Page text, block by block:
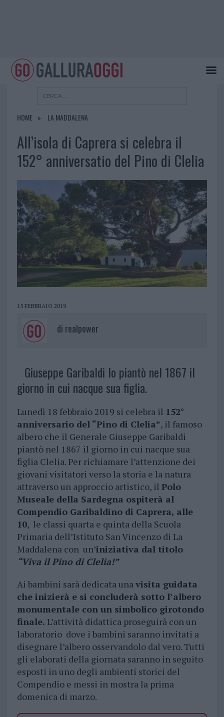
HOME LA MADDALENA
All’isola di Caprera si celebra il
152° anniversatio del Pino di Clelia
15 FEBBRAIO 2019
di realpower
Giuseppe Garibaldi lo piantò nel 1867 il
giorno in cui nacque sua figlia.
Lunedì 18 febbraio 2019 si celebra il 152°
anniversario del “Pino di Clelia”, il famoso
albero che il Generale Giuseppe Garibaldi
piantò nel 1867 il giorno in cui nacque sua
figlia Clelia. Per richiamare l’attenzione dei
giovani visitatori verso la storia e la natura
attraverso un approccio artistico, il Polo
Museale della Sardegna ospiterà al
Compendio Garibaldino di Caprera, alle
10, le classi quarta e quinta della Scuola
Primaria dell’Istituto San Vincenzo di La
Maddalena con un’iniziativa dal titolo
“Viva il Pino di Clelia!”
Ai bambini sarà dedicata unavisita guidata
che inizierà e si concluderà sotto l’albero
monumentale con un simbolico girotondo
finale. L’attività didattica proseguirà con un
laboratorio dove i bambini saranno invitati a
disegnare l’albero osservandolo dal vero. Tutti
gli elaborati della giornata saranno in seguito
esposti in uno degli ambienti storici del
Compendio e messi in mostra la prima
domenica di marzo.